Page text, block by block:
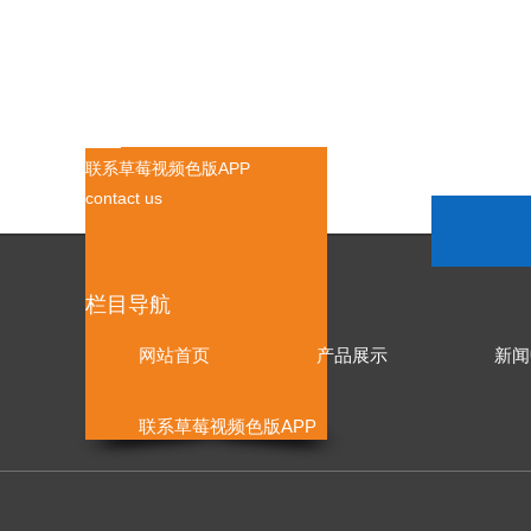
联系草莓视频色版APP
contact us
栏目导航
网站首页 产品展示 新
联系草莓视频色版APP